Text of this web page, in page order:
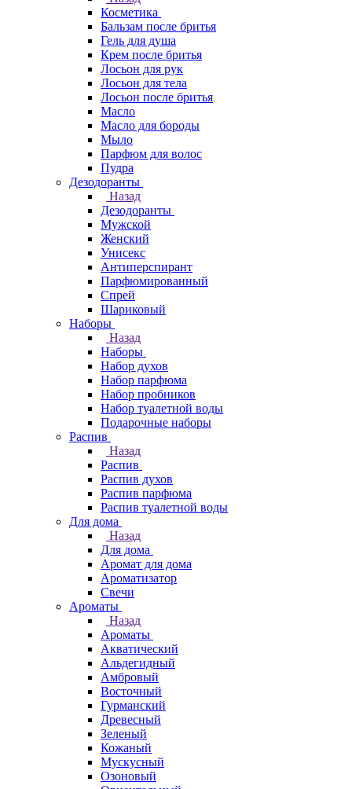
Косметика
Бальзам после бритья
Гель для душа
Крем после бритья
Лосьон для рук
Лосьон для тела
Лосьон после бритья
Масло
Масло для бороды
Мыло
Парфюм для волос
Пудра
Дезодоранты
Назад
Дезодоранты
Мужской
Женский
Унисекс
Антиперспирант
Парфюмированный
Спрей
Шариковый
Наборы
Назад
Наборы
Набор духов
Набор парфюма
Набор пробников
Набор туалетной воды
Подарочные наборы
Распив
Назад
Распив
Распив духов
Распив парфюма
Распив туалетной воды
Для дома
Назад
Для дома
Аромат для дома
Ароматизатор
Свечи
Ароматы
Назад
Ароматы
Акватический
Альдегидный
Амбровый
Восточный
Гурманский
Древесный
Зеленый
Кожаный
Мускусный
Озоновый